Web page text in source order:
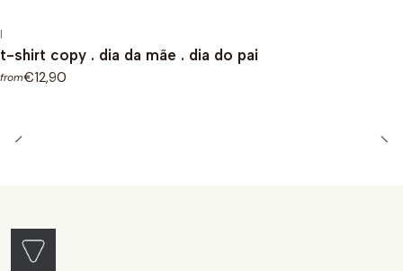
|
t-shirt copy . dia da mãe . dia do pai
from€12,90